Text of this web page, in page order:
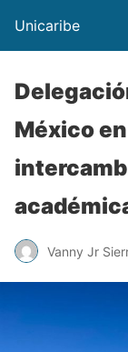
Unicaribe
México
Vanny Jr